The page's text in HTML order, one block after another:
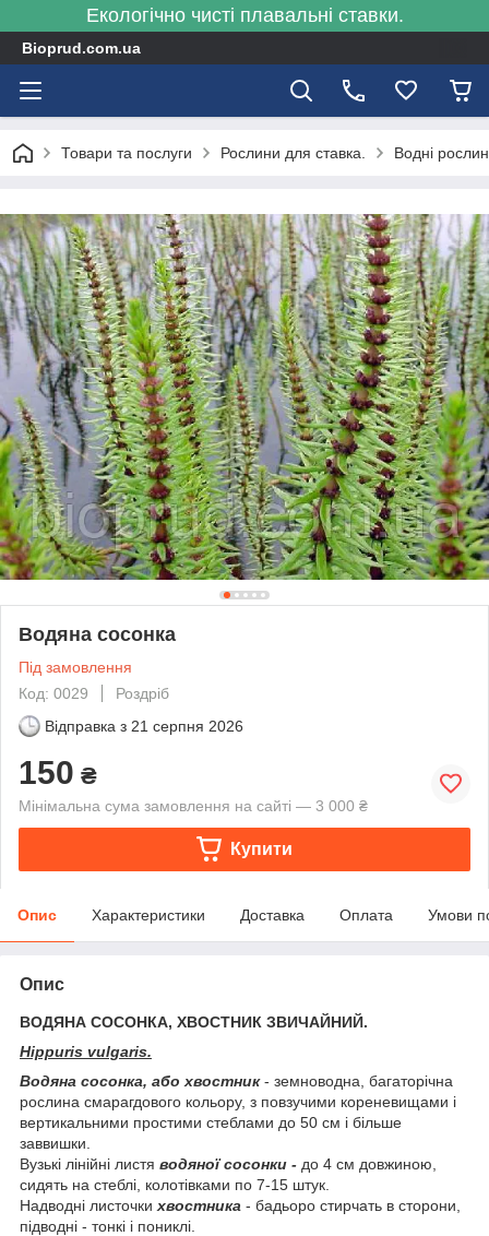
Екологічно чисті плавальні ставки.
Bioprud.com.ua
Товари та послуги Рослини для ставка. Водні
Водяна сосонка
Під замовлення
Код: 0029
Роздріб
Відправка з 21 серпня 2026
150 ₴
Мінімальна сума замовлення на сайті — 3 000 ₴
Купити
Опис Характеристики Доставка Оплата Умови
Опис
ВОДЯНА СОСОНКА, ХВОСТНИК ЗВИЧАЙНИЙ.
Hippuris vulgaris.
Водяна сосонка, або хвостник- земноводна, багаторічна
рослина смарагдового кольору, з повзучими кореневищами і
вертикальними простими стеблами до 50 см і більше
заввишки.
Вузькі лінійні листя водяної сосонки - до 4 см довжиною,
сидять на стеблі, колотівками по 7-15 штук.
Надводні листочки хвостника - бадьоро стирчать в сторони,
підводні - тонкі і пониклі.